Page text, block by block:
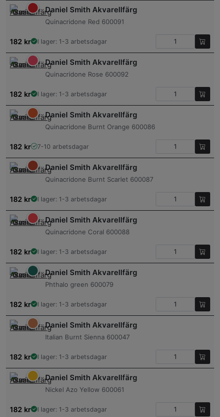
Daniel Smith Akvarellfärg
Quinacridone Red 600091
182 kr I lager: 1-3 arbetsdagar
Daniel Smith Akvarellfärg
Quinacridone Rose 600092
182 kr I lager: 1-3 arbetsdagar
Daniel Smith Akvarellfärg
Quinacridone Burnt Orange 600086
182 kr 7-10 arbetsdagar
Daniel Smith Akvarellfärg
Quinacridone Burnt Scarlet 600087
182 kr I lager: 1-3 arbetsdagar
Daniel Smith Akvarellfärg
Quinacridone Coral 600088
182 kr I lager: 1-3 arbetsdagar
Daniel Smith Akvarellfärg
Phthalo green 600079
182 kr I lager: 1-3 arbetsdagar
Daniel Smith Akvarellfärg
Italian Burnt Sienna 600047
182 kr I lager: 1-3 arbetsdagar
Daniel Smith Akvarellfärg
Nickel Azo Yellow 600061
182 kr I lager: 1-3 arbetsdagar